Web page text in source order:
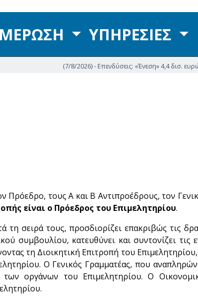
ΥΠΗΡΕΣΙΕΣ
(7/8/2026) - Επενδύσεις: «Ένεση» 4,4 δισ. ευρώ για
Πρόεδρο, τους Α και Β Αντιπροέδρους, τον
είναι ο Πρόεδρος του Επιμελητηρίου.
σειρά τους, προσδιορίζει επακριβώς τις
συμβουλίου, κατευθύνει και συντονίζει τις
τη Διοικητική Επιτροπή του
Ο Γενικός Γραμματέας, που
οργάνων του Επιμελητηρίου. Ο